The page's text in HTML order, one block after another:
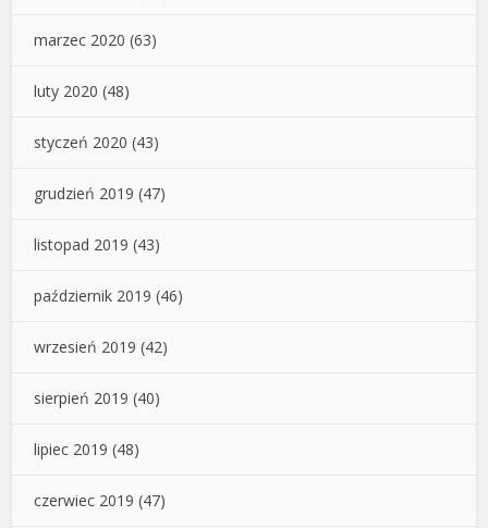
marzec 2020 (63)
luty 2020 (48)
styczeń 2020 (43)
grudzień 2019 (47)
listopad 2019 (43)
październik 2019 (46)
wrzesień 2019 (42)
sierpień 2019 (40)
lipiec 2019 (48)
czerwiec 2019 (47)